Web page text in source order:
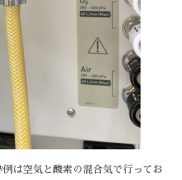
は空気と酸素の混合気で行ってお